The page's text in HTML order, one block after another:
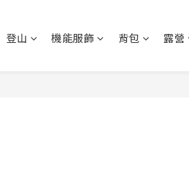
登山 機能服飾 背包 露營